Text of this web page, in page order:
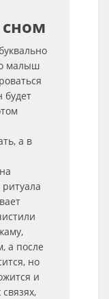
малыш
будет
а в
а после
но
и